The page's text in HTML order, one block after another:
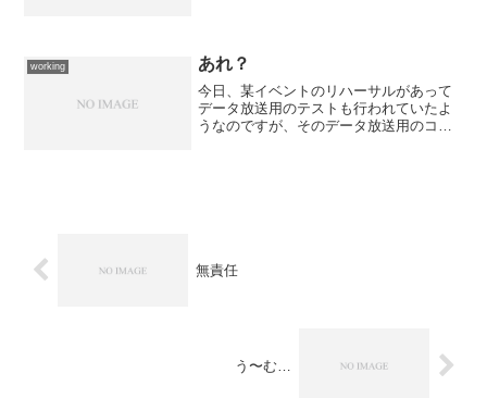
事を招いたのだから...
working あれ？
今日、某イベントのリハーサルがあって
データ放送用のテストも行われていたよ
うなのですが、そのデータ放送用のコン
無責任
う〜む…